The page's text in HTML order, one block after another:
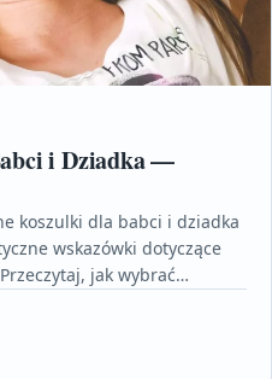
i Dziadka —
koszulki dla babci i dziadka
wskazówki dotyczące
jak wybrać…